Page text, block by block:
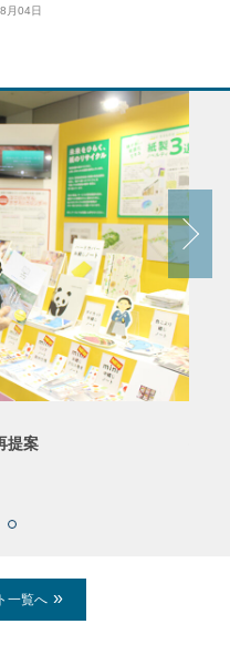
月04日
提案
一覧へ